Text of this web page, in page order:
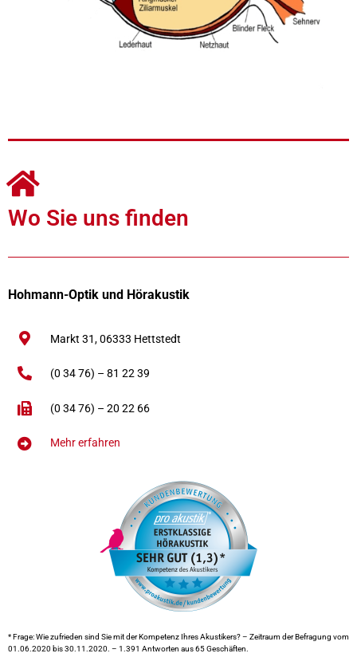
Wo Sie uns finden
Hohmann-Optik und Hörakustik
Markt 31,06333 Hettstedt
(0 34 76) – 81 22 39
(0 34 76) – 20 22 66
Mehr erfahren
* Frage: Wie zufrieden sind Sie mit der Kompetenz Ihres Akustikers? – Zeitraum der Befragung vom
01.06.2020 bis 30.11.2020. – 1.391 Antworten aus 65 Geschäften.